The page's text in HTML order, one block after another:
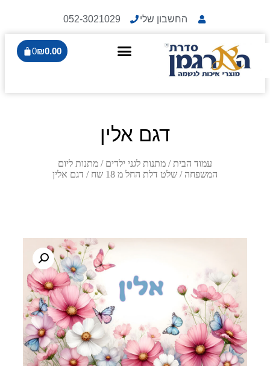
החשבון שלי 052-3021029
₪0.00
0
דגם אלין
עמוד הבית / מתנות לגני ילדים / מתנות ליום
המשפחה / שלט דלת החל מ 18 שח / דגם אלין